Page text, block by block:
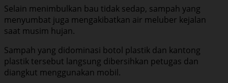
Selain menimbulkan bau tidak sedap, sampah yang
menyumbat juga mengakibatkan air meluber kejalan
saat musim hujan.
Sampah yang didominasi botol plastik dan kantong
plastik tersebut langsung dibersihkan petugas dan
diangkut menggunakan mobil.